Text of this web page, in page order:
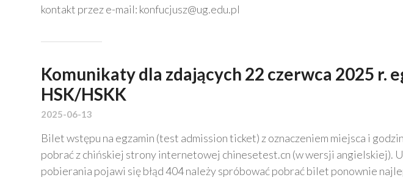
kontakt przez e-mail: konfucjusz@ug.edu.pl
Komunikaty dla zdających 22 czerwca 2025 r.
HSK/HSKK
2025-06-13
Bilet wstępu na egzamin (test admission ticket) z oznaczeniem miejsca i
pobrać z chińskiej strony internetowej chinesetest.cn (w wersji angielskiej).
pobierania pojawi się błąd 404 należy spróbować pobrać bilet ponownie